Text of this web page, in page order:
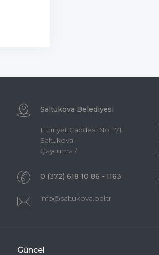
Saltukova Belediyesi
Hürriyet Caddesi No: 171
Saltukova
Çaycuma /
0 (372) 618 10 86 - 1163
info@saltukova.bel.tr
Güncel